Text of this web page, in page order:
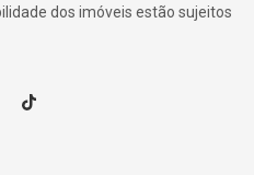
dos imóveis estão sujeitos
TikTok